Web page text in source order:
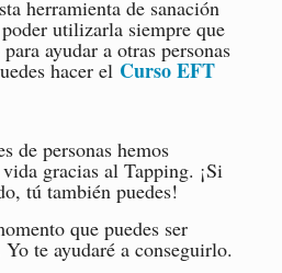
herramienta de sanación
utilizarla siempre que
ayudar a otras personas
hacer el Curso EFT
de personas hemos
gracias al Tapping. ¡Si
tú también puedes!
que puedes ser
te ayudaré a conseguirlo.